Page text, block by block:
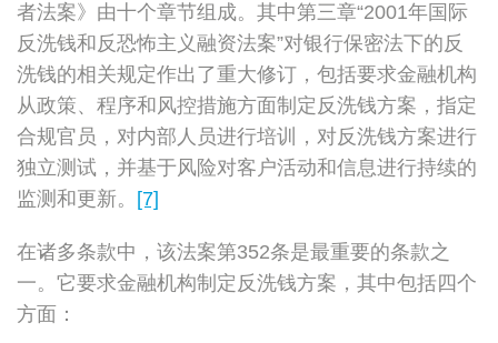
者法案》由十个章节组成。其中第三章“2001年国际
反洗钱和反恐怖主义融资法案”对银行保密法下的反
洗钱的相关规定作出了重大修订，包括要求金融机构
从政策、程序和风控措施方面制定反洗钱方案，指定
合规官员，对内部人员进行培训，对反洗钱方案进行
独立测试，并基于风险对客户活动和信息进行持续的
监测和更新。 [7]
在诸多条款中，该法案第352条是最重要的条款之
一。它要求金融机构制定反洗钱方案，其中包括四个
方面：